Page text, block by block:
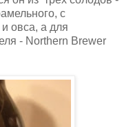
с
овса, а для
- Northern Brewer